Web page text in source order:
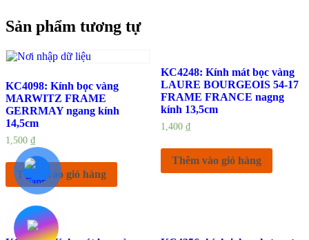
Sản phẩm tương tự
KC4098: Kính bọc vàng
MARWITZ FRAME
GERRMAY ngang kính
14,5cm
1,500 ₫
Thêm vào giỏ hàng
KC4248: Kính mát bọc vàng
LAURE BOURGEOIS 54-17
FRAME FRANCE nagng
kính 13,5cm
1,400 ₫
Thêm vào giỏ hàng